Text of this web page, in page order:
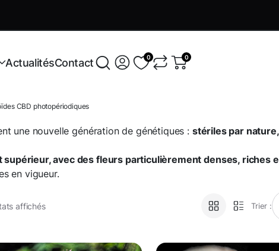
ActualitésContact 0 0
CBD photopériodiques
une nouvelle génération de génétiques : stériles par
supérieur, avec des fleurs particulièrement denses, riches
en vigueur.
affichés Trier :